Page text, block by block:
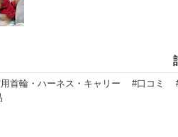
首輪・ハーネス・キャリー #口コミ